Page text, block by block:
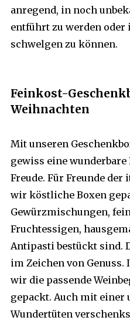
anregend, in noch
entführt zu werden
schwelgen zu können.
Feinkost-
Weihnachten
Mit unseren
gewiss eine
Freude. Für Freunde
wir köstliche Boxen
Gewürzmischungen,
Fruchtessigen,
Antipasti bestückt sind.
im Zeichen von Genuss.
wir die passende
gepackt. Auch mit einer
Wundertüten